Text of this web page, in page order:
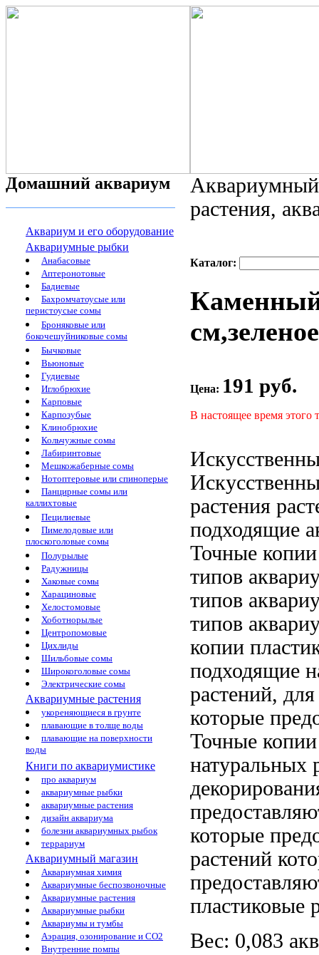
Домашний аквариум
Аквариум и его оборудование
Аквариумные рыбки
Анабасовые
Аптеронотовые
Бадиевые
Бахромчатоусые или
перистоусые сомы
Броняковые или
бокочешуйниковые сомы
Бычковые
Вьюновые
Гудиевые
Иглобрюхие
Карповые
Карпозубые
Клинобрюхие
Кольчужные сомы
Лабиринтовые
Мешкожаберные сомы
Нотоптеровые или спиноперые
Панцирные сомы или
каллихтовые
Пецилиевые
Пимелодовые или
плоскоголовые сомы
Полурылые
Радужницы
Хаковые сомы
Харациновые
Хелостомовые
Хоботнорылые
Центропомовые
Цихлиды
Шильбовые сомы
Широкоголовые сомы
Электрические сомы
Аквариумные растения
укореняющиеся в грунте
плавающие в толще воды
плавающие на поверхности
воды
Книги по аквариумистике
про аквариум
аквариумные рыбки
аквариумные растения
дизайн аквариума
болезни аквариумных рыбок
террариум
Аквариумный магазин
Аквариумная химия
Аквариумные беспозвоночные
Аквариумные растения
Аквариумные рыбки
Аквариумы и тумбы
Аэрация, озонирование и CO2
Внутренние помпы
растения,
Каталог:
Каменный
см,зеленое
Цена: 191 руб.
В настоящее время этого
растения
подходящие
Точные копии
типов
типов
типов
копии
подходящие
растений,
которые
Точные
натуральных
которые
растений
пластиковые
Вес: 0,083